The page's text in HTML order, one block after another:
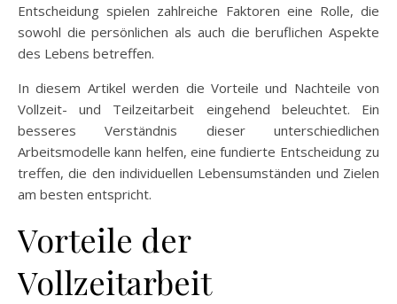
Entscheidung spielen zahlreiche Faktoren eine Rolle, die
sowohl die persönlichen als auch die beruflichen Aspekte
des Lebens betreffen.
In diesem Artikel werden die Vorteile und Nachteile von
Vollzeit- und Teilzeitarbeit eingehend beleuchtet. Ein
besseres Verständnis dieser unterschiedlichen
Arbeitsmodelle kann helfen, eine fundierte Entscheidung zu
treffen, die den individuellen Lebensumständen und Zielen
am besten entspricht.
Vorteile der
Vollzeitarbeit